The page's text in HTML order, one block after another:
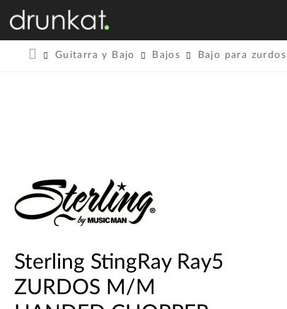
Guitarra y Bajo Bajos Bajo para zurdos
Sterling StingRay Ray5
ZURDOS M/M